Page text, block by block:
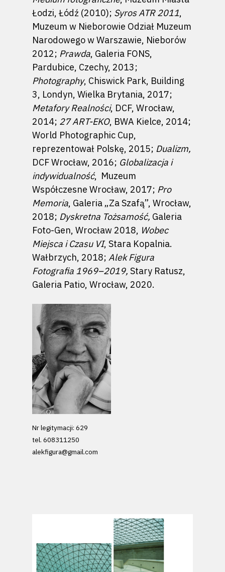
Łodzi, Łódź (2010); Syros ATR 2011,
Muzeum w Nieborowie Odział Muzeum
Narodowego w Warszawie, Nieborów
2012; Prawda, Galeria FONS,
Pardubice, Czechy, 2013;
Photography, Chiswick Park, Building
3, Londyn, Wielka Brytania, 2017;
Metafory Realności, DCF, Wrocław,
2014; 27 ART-EKO, BWA Kielce, 2014;
World Photographic Cup,
reprezentował Polskę, 2015; Dualizm,
DCF Wrocław, 2016; Globalizacja i
indywidualność, Muzeum
Współczesne Wrocław, 2017; Pro
Memoria, Galeria „Za Szafą”, Wrocław,
2018; Dyskretna Tożsamość, Galeria
Foto-Gen, Wrocław 2018, Wobec
Miejsca i Czasu VI, Stara Kopalnia.
Wałbrzych, 2018;Alek Figura
Fotografia 1969–2019, Stary Ratusz,
Galeria Patio, Wrocław, 2020.
Nr legitymacji: 629
tel. 608311250
alekfigura@gmail.com